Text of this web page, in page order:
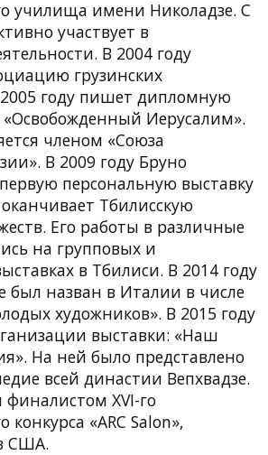
училища имени Николадзе. С
участвует в
В 2004 году
грузинских
году пишет дипломную
«Освобожденный Иерусалим».
членом «Союза
В 2009 году Бруно
персональную выставку
Тбилисскую
Его работы в различные
на групповых и
в Тбилиси. В 2014 году
был назван в Италии в числе
художников». В 2015 году
выставки: «Наш
На ней было представлено
всей династии Вепхвадзе.
финалистом XVI-го
«ARC Salon»,
США.